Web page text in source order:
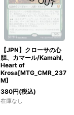
【JPN】クローサの心
胆、カマール/Kamahl,
Heart of
Krosa[MTG_CMR_237
M]
380円(税込)
在庫なし